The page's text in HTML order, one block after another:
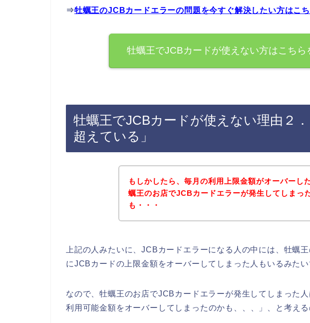
⇒牡蠣王のJCBカードエラーの問題を今すぐ解決したい方はこち
牡蠣王でJCBカードが使えない方はこちら
牡蠣王でJCBカードが使えない理由２
超えている」
もしかしたら、毎月の利用上限金額がオーバーし
蠣王のお店でJCBカードエラーが発生してしまっ
も・・・
上記の人みたいに、JCBカードエラーになる人の中には、牡蠣
にJCBカードの上限金額をオーバーしてしまった人もいるみたい
なので、牡蠣王のお店でJCBカードエラーが発生してしまった
利用可能金額をオーバーしてしまったのかも、、、」、と考え